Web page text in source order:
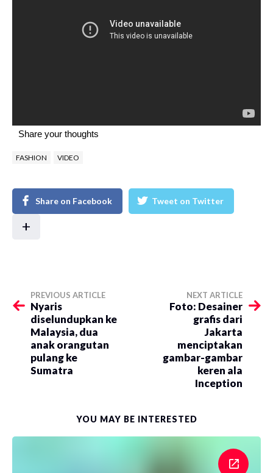
Share your thoughts
FASHION VIDEO
Share on Facebook Tweet on Twitter
+
PREVIOUS ARTICLE
Nyaris
diselundupkan ke
Malaysia, dua
anak orangutan
pulang ke
Sumatra
NEXT ARTICLE
Foto: Desainer
grafis dari
Jakarta
menciptakan
gambar-gambar
keren ala
Inception
YOU MAY BE INTERESTED